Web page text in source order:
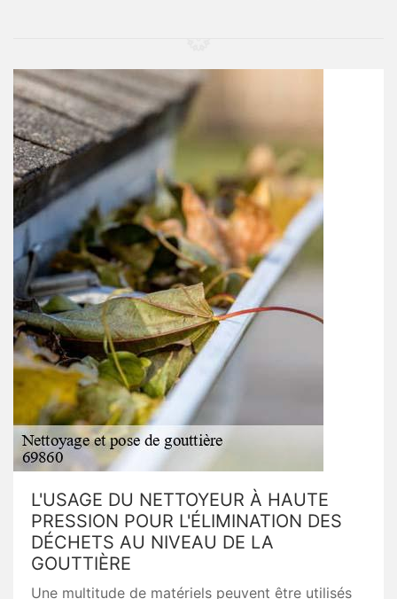
L'USAGE DU NETTOYEUR À HAUTE
PRESSION POUR L'ÉLIMINATION DES
DÉCHETS AU NIVEAU DE LA
GOUTTIÈRE
Une multitude de matériels peuvent être utilisés